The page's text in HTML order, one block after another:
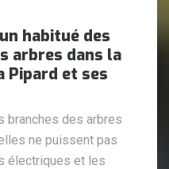
habitué des
arbres dans la
Pipard et ses
branches des arbres
ne puissent pas
électriques et les